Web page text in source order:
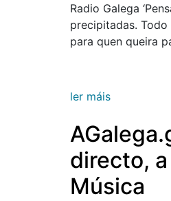
Radio Galega
precipitadas.
para quen queira
ler máis
directo,
Música